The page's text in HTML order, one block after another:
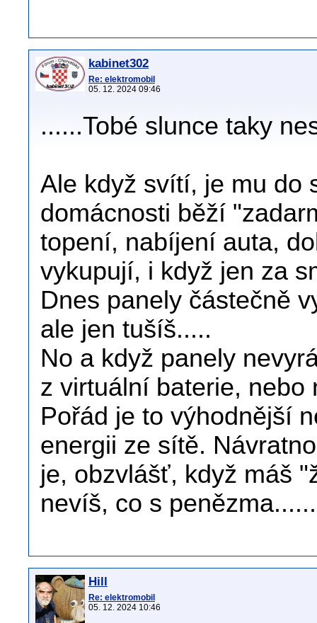
kabinet302
Re: elektromobil
05. 12. 2024 09:46
......Tobé slunce taky
Ale když svítí, je mu do
domácnosti běží
topení, nabíjení auta,
vykupují, i když jen za
Dnes panely částečně
ale jen tušíš.....
No a když panely
z virtuální baterie, nebo
Pořád je to výhodnější
energii ze sítě.
je, obzvlášť, když máš
nevíš, co s penězma......
Hill
Re: elektromobil
05. 12. 2024 10:46